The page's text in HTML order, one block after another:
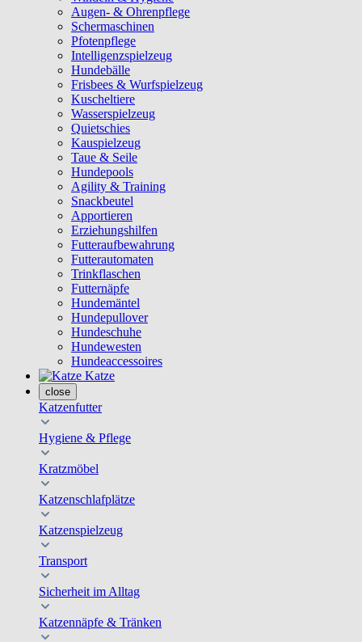
Augen- & Ohrenpflege
Schermaschinen
Pfotenpflege
Intelligenzspielzeug
Hundebälle
Frisbees & Wurfspielzeug
Kuscheltiere
Wasserspielzeug
Quietschies
Kauspielzeug
Taue & Seile
Hundepools
Agility & Training
Snackbeutel
Apportieren
Erziehungshilfen
Futteraufbewahrung
Futterautomaten
Trinkflaschen
Futternäpfe
Hundemäntel
Hundepullover
Hundeschuhe
Hundewesten
Hundeaccessoires
Katze
close
Katzenfutter
Hygiene & Pflege
Kratzmöbel
Katzenschlafplätze
Katzenspielzeug
Transport
Sicherheit im Alltag
Katzennäpfe & Tränken